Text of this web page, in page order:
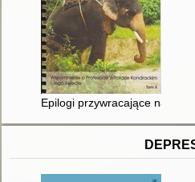
Epilogi przywracające